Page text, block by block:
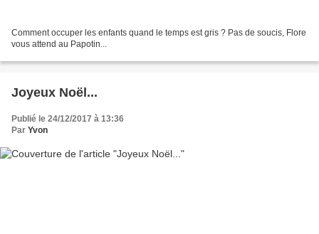
Comment occuper les enfants quand le temps est gris ? Pas de soucis, Flore
vous attend au Papotin...
Joyeux Noël...
Publié le 24/12/2017 à 13:36
Par Yvon